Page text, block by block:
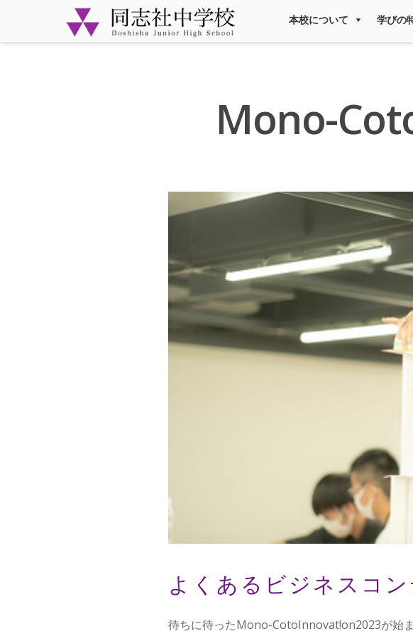
本校について 学びの
Mono-
よくあるビジネスコ
待ちに待ったMono-CotoInnovat!on2023が始ま